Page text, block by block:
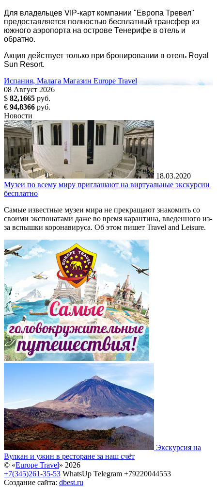
Для владельцев VIP-карт компании "Европа Тревел"
предоставляется полностью бесплатный трансфер из
южного аэропорта на острове Тенерифе в отель и
обратно.
Акция действует только при бронировании в отель Royal
Sun Resort.
Испания, Малага Магазин Europe Travel
08 Август 2026
$ 82,1665 руб.
€ 94,8366 руб.
Новости
18.03.2020
Музеи по всему миру приглашают на виртуальные экскурсии
бесплатно
Самые известные музеи мира не прекращают знакомить со
своими экспонатами даже во время карантина, введенного из-
за вспышки коронавируса. Об этом пишет Travel and Leisure.
Экскурсия на
Вулкан и ужин в ресторане за наш счёт
© «Europe Travel» 2026
+7(345)261-35-53 WhatsUp Telegram +79220044553
Создание сайта: dbest.ru